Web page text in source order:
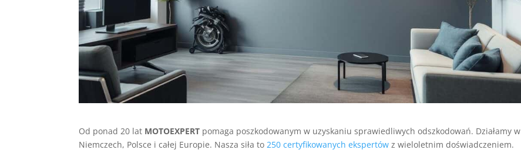
Od ponad 20 lat MOTOEXPERT pomaga poszkodowanym w uzyskaniu sprawiedliwych odszkodowań. Działamy w
Niemczech, Polsce i całej Europie. Nasza siła to250 certyfikowanych ekspertów z wieloletnim doświadczeniem.